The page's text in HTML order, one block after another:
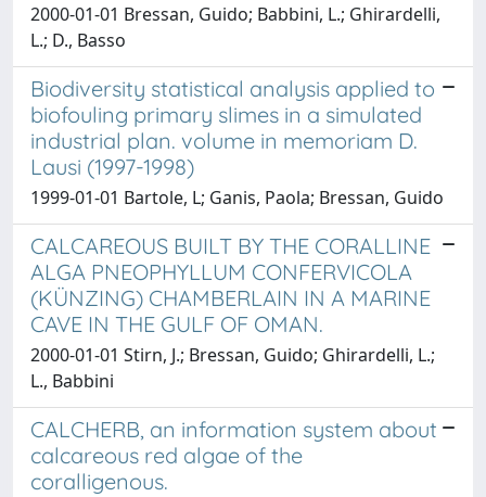
2000-01-01 Bressan, Guido; Babbini, L.; Ghirardelli,
L.; D., Basso
Biodiversity statistical analysis applied to
biofouling primary slimes in a simulated
industrial plan. volume in memoriam D.
Lausi (1997-1998)
1999-01-01 Bartole, L; Ganis, Paola; Bressan, Guido
CALCAREOUS BUILT BY THE CORALLINE
ALGA PNEOPHYLLUM CONFERVICOLA
(KÜNZING) CHAMBERLAIN IN A MARINE
CAVE IN THE GULF OF OMAN.
2000-01-01 Stirn, J.; Bressan, Guido; Ghirardelli, L.;
L., Babbini
CALCHERB, an information system about
calcareous red algae of the
coralligenous.